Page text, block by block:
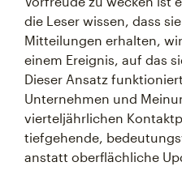
die Leser wissen, dass
Mitteilungen erhalten,
einem Ereignis, auf das
Dieser Ansatz
Unternehmen und
vierteljährlichen
tiefgehende,
anstatt oberflächliche